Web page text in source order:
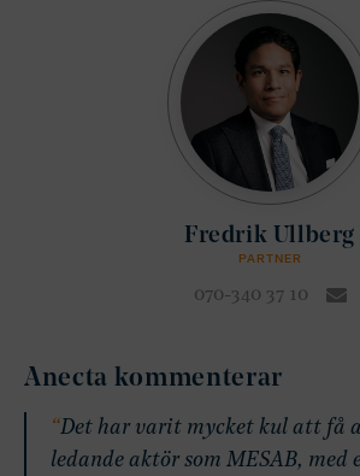
Fredrik Ullberg
PARTNER
070-340 37 10
Anecta kommenterar
Det har varit mycket kul att få
ledande aktör som MESAB, med